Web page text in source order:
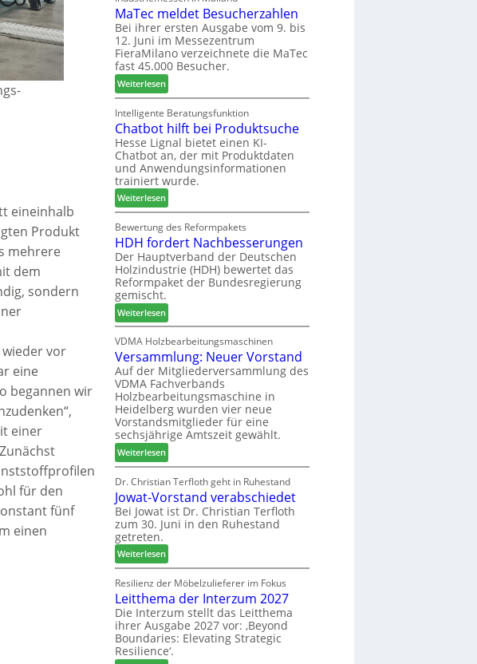
eineinhalb
Produkt
mehrere
dem
sondern
vor
eine
begannen wir
einer
für den
fünf
einen
e
r
P
l
a
n
t
a
g
r
ä
s
e
r
u
n
d
-
V
e
r
b
i
n
d
e
r
C
a
r
e
-
A
k
t
i
o
n
s
w
o
c
h
e
n
2
0
2
6
MaTec meldet Besucherzahlen
Bei ihrer ersten Ausgabe vom 9. bis
12. Juni im Messezentrum
FieraMilano verzeichnete die MaTec
fast 45.000 Besucher.
Weiterlesen:
M
a
T
e
c
m
e
l
d
e
t
B
e
s
u
c
h
e
r
z
a
h
l
e
n
Intelligente Beratungsfunktion
Chatbot hilft bei Produktsuche
Hesse Lignal bietet einen KI-
Chatbot an, der mit Produktdaten
und Anwendungsinformationen
trainiert wurde.
Weiterlesen:
C
h
a
t
b
o
t
h
i
l
f
t
b
e
i
P
r
o
d
u
k
t
s
u
c
h
e
Bewertung des Reformpakets
HDH fordert Nachbesserungen
Der Hauptverband der Deutschen
Holzindustrie (HDH) bewertet das
Reformpaket der Bundesregierung
gemischt.
Weiterlesen:
H
D
H
f
o
r
d
e
r
t
N
a
c
h
b
s
s
e
r
u
n
g
e
VDMA Holzbearbeitungsmaschinen
Versammlung: Neuer Vorstand
Auf der Mitgliederversammlung des
VDMA Fachverbands
Holzbearbeitungsmaschine in
Heidelberg wurden vier neue
Vorstandsmitglieder für eine
sechsjährige Amtszeit gewählt.
Weiterlesen:
V
e
r
s
a
m
l
u
n
g
:
N
e
Dr. Christian Terfloth geht in Ruhestand
Jowat-Vorstand verabschiedet
Bei Jowat ist Dr. Christian Terfloth
zum 30. Juni in den Ruhestand
getreten.
Weiterlesen:
J
o
w
a
t
-
V
Resilienz der Möbelzulieferer im Fokus
Leitthema der Interzum 2027
Die Interzum stellt das Leitthema
ihrer Ausgabe 2027 vor: ‚Beyond
Boundaries: Elevating Strategic
Resilience‘.